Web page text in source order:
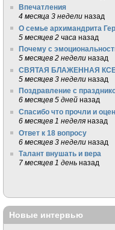
Впечатления
4 месяца 3 недели назад
О семье архимандрита
5 месяцев 2 часа назад
Почему с
5 месяцев 2 недели назад
СВЯТАЯ БЛАЖЕННАЯ
5 месяцев 3 недели назад
Поздравление с
6 месяцев 5 дней назад
Спасибо что прочли и
6 месяцев 1 неделя назад
Ответ к 18 вопросу
6 месяцев 3 недели назад
Талант внушать и вера
7 месяцев 1 день назад
Новые интервью